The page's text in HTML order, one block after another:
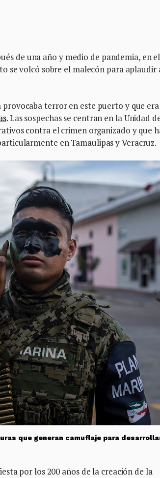
de una año y medio de pandemia, en
se volcó sobre el malecón para aplaudir
terror en este puerto y que era
. Las sospechas se centran en la Unidad
contra el crimen organizado y que
en Tamaulipas y Veracruz.
que generan camuflaje para
por los 200 años de la creación de la